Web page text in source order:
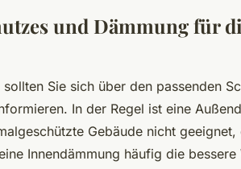
und Dämmung für
Sie sich über den passenden
In der Regel ist eine
Gebäude nicht geeignet,
Innendämmung häufig die bessere